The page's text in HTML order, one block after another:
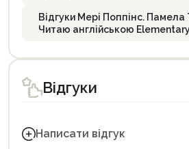
Відгуки Мері Поппінс. Памела
Читаю англійською
Відгуки
Написати відгук